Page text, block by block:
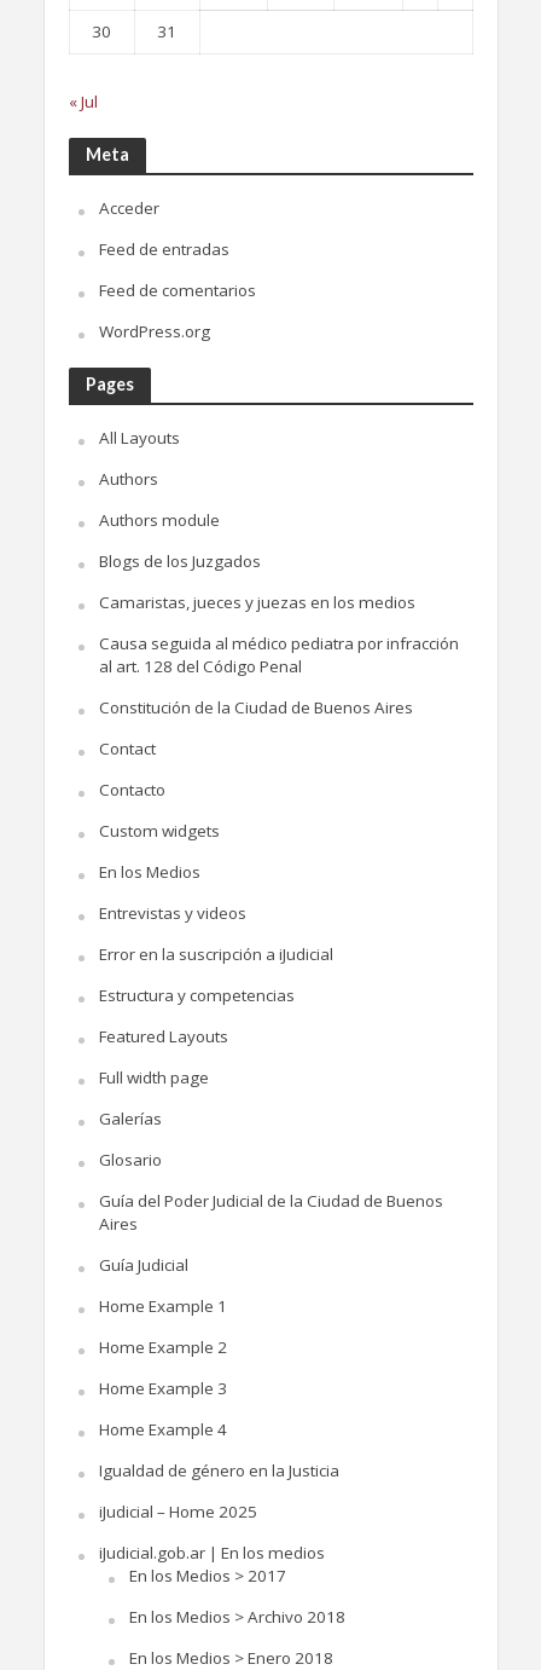
30
31
« Jul
Meta
Acceder
Feed de entradas
Feed de comentarios
WordPress.org
Pages
All Layouts
Authors
Authors module
Blogs de los Juzgados
Camaristas, jueces y juezas en los medios
Causa seguida al médico pediatra por infracción
al art. 128 del Código Penal
Constitución de la Ciudad de Buenos Aires
Contact
Contacto
Custom widgets
En los Medios
Entrevistas y videos
Error en la suscripción a iJudicial
Estructura y competencias
Featured Layouts
Full width page
Galerías
Glosario
Guía del Poder Judicial de la Ciudad de Buenos
Aires
Guía Judicial
Home Example 1
Home Example 2
Home Example 3
Home Example 4
Igualdad de género en la Justicia
iJudicial – Home 2025
iJudicial.gob.ar | En los medios
En los Medios > 2017
En los Medios > Archivo 2018
En los Medios > Enero 2018